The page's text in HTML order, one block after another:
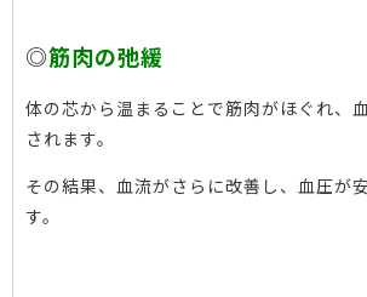
◎筋肉の弛緩
体の芯から温まることで筋肉がほぐれ、
されます。
その結果、血流がさらに改善し、血圧が
す。